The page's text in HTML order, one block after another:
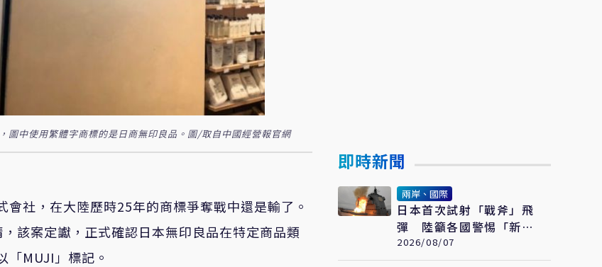
圖中使用繁體字商標的是日商無印良品。圖/取自中國經營報官網
社，在大陸歷時25年的商標爭奪戰中還是輸了。
該案定讞，正式確認日本無印良品在特定商品類
「MUJI」標記。
即時新聞
兩岸、國際
日本首次試射「戰斧」飛
彈 陸籲各國警惕「新型
軍國主義」發展
2026/08/07